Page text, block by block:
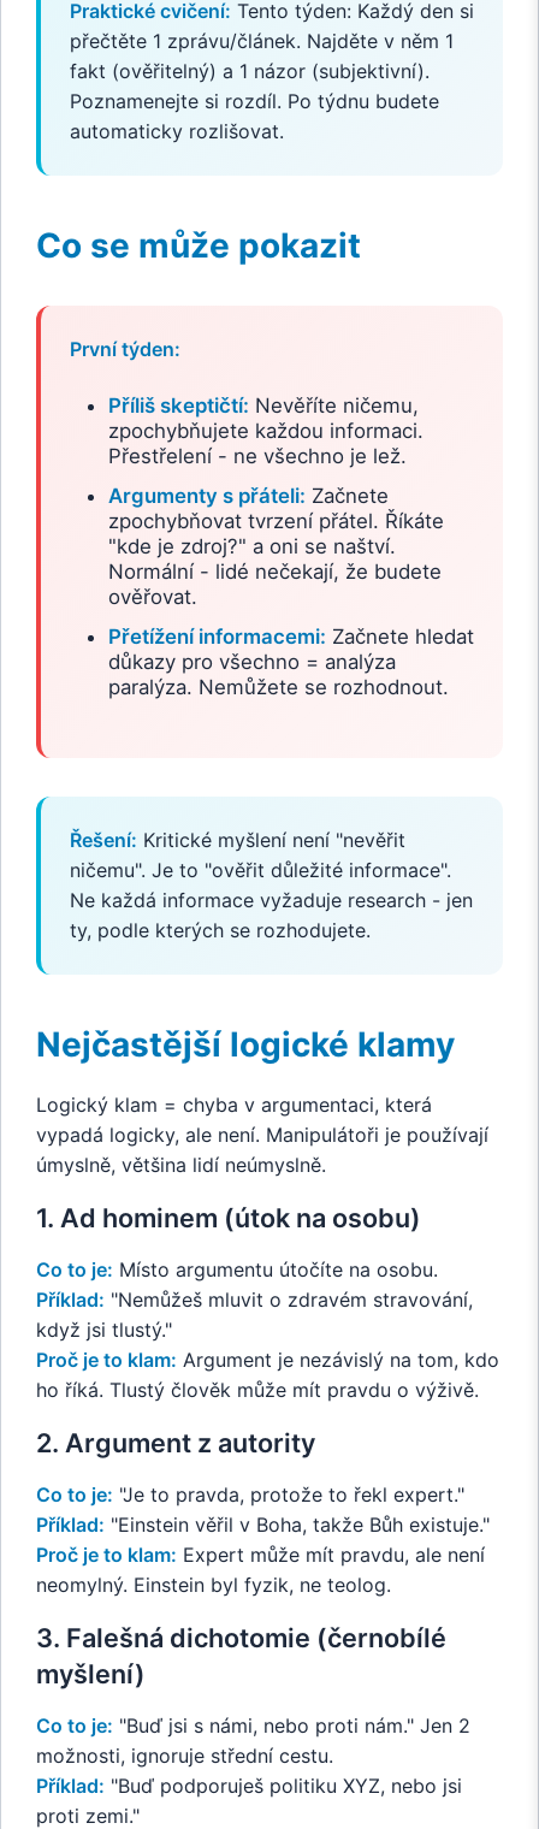
Praktické cvičení: Tento týden: Každý den si
přečtěte 1 zprávu/článek. Najděte v něm 1
fakt (ověřitelný) a 1 názor (subjektivní).
Poznamenejte si rozdíl. Po týdnu budete
automaticky rozlišovat.
Co se může pokazit
První týden:
Příliš skeptičtí: Nevěříte ničemu,
zpochybňujete každou informaci.
Přestřelení - ne všechno je lež.
Argumenty s přáteli: Začnete
zpochybňovat tvrzení přátel. Říkáte
"kde je zdroj?" a oni se naštví.
Normální - lidé nečekají, že budete
ověřovat.
Přetížení informacemi: Začnete hledat
důkazy pro všechno = analýza
paralýza. Nemůžete se rozhodnout.
Řešení: Kritické myšlení není "nevěřit
ničemu". Je to "ověřit důležité informace".
Ne každá informace vyžaduje research - jen
ty, podle kterých se rozhodujete.
Nejčastější logické klamy
Logický klam = chyba v argumentaci, která
vypadá logicky, ale není. Manipulátoři je používají
úmyslně, většina lidí neúmyslně.
1. Ad hominem (útok na osobu)
Co to je: Místo argumentu útočíte na osobu.
Příklad: "Nemůžeš mluvit o zdravém stravování,
když jsi tlustý."
Proč je to klam: Argument je nezávislý na tom, kdo
ho říká. Tlustý člověk může mít pravdu o výživě.
2. Argument z autority
Co to je: "Je to pravda, protože to řekl expert."
Příklad: "Einstein věřil v Boha, takže Bůh existuje."
Proč je to klam: Expert může mít pravdu, ale není
neomylný. Einstein byl fyzik, ne teolog.
3. Falešná dichotomie (černobílé
myšlení)
Co to je: "Buď jsi s námi, nebo proti nám." Jen 2
možnosti, ignoruje střední cestu.
Příklad: "Buď podporuješ politiku XYZ, nebo jsi
proti zemi."